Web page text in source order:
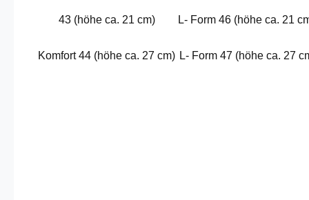
43 (höhe ca. 21 cm) L- Form 46 (höhe ca. 21
Komfort 44 (höhe ca. 27 cm) L- Form 47 (höhe ca. 27